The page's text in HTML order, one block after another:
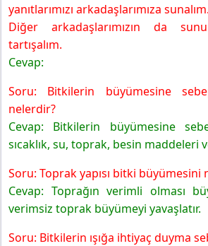
yanıtlarımızı arkadaşlarımıza sunalım.
Diğer arkadaşlarımızın da
tartışalım.
Cevap:
Soru: Bitkilerin büyümesine
nelerdir?
Cevap: Bitkilerin büyümesine
sıcaklık, su, toprak, besin maddeleri ve
Soru: Toprak yapısı bitki büyümesini
Cevap: Toprağın verimli olması
verimsiz toprak büyümeyi yavaşlatır.
Soru: Bitkilerin ışığa ihtiyaç duyma